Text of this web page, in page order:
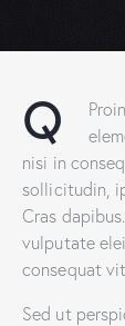
Q
nisi in
sollicitudin,
Cras
vulputate
consequat
Sed ut